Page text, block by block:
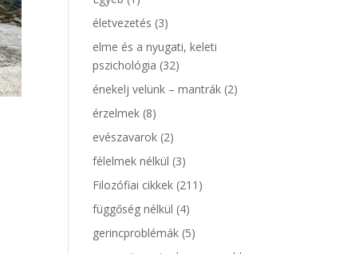
életvezetés (3)
elme és a nyugati, keleti
pszichológia (32)
énekelj velünk – mantrák (2)
érzelmek (8)
evészavarok (2)
félelmek nélkül (3)
Filozófiai cikkek (211)
függőség nélkül (4)
gerincproblémák (5)